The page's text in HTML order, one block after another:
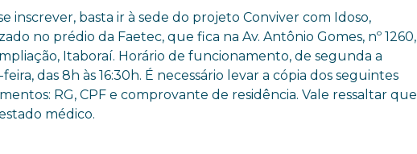
inscrever, basta ir à sede do projeto Conviver com Idoso,
no prédio da Faetec, que fica na Av. Antônio Gomes, nº 1260,
Itaboraí. Horário de funcionamento, de segunda a
das 8h às 16:30h. É necessário levar a cópia dos seguintes
RG, CPF e comprovante de residência. Vale ressaltar que
médico.